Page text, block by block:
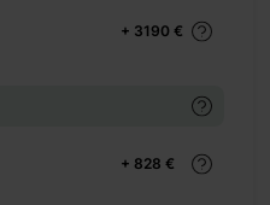
+ 3190 €
+ 828 €